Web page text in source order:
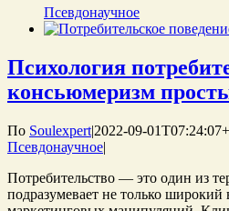
Псевдонаучное
Психология
консьюмеризм
По Soulexpert|2022-09-
Псевдонаучное|
Потребительство — это один из
подразумевает не только